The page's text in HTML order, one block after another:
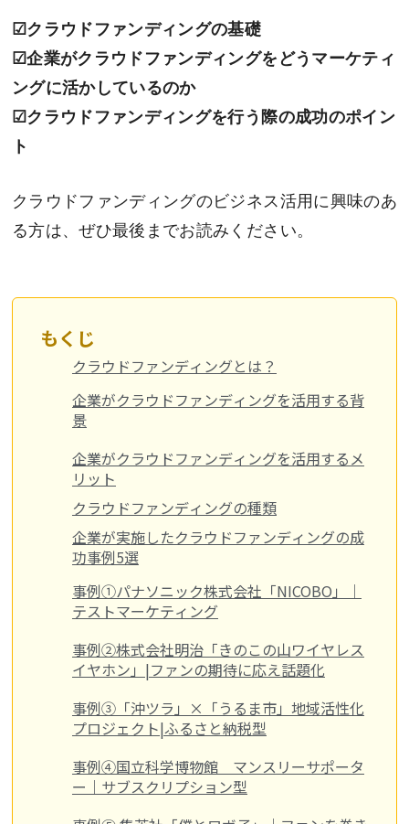
☑クラウドファンディングの基礎
☑企業がクラウドファンディングをどうマーケティ
ングに活かしているのか
☑クラウドファンディングを行う際の成功のポイン
ト
クラウドファンディングのビジネス活用に興味のあ
る方は、ぜひ最後までお読みください。
もくじ
クラウドファンディングとは？
企業がクラウドファンディングを活用する背
景
企業がクラウドファンディングを活用するメ
リット
クラウドファンディングの種類
企業が実施したクラウドファンディングの成
功事例5選
事例①パナソニック株式会社「NICOBO」｜
テストマーケティング
事例②株式会社明治「きのこの山ワイヤレス
イヤホン」|ファンの期待に応え話題化
事例③「沖ツラ」×「うるま市」地域活性化
プロジェクト|ふるさと納税型
事例④国立科学博物館 マンスリーサポータ
ー｜サブスクリプション型